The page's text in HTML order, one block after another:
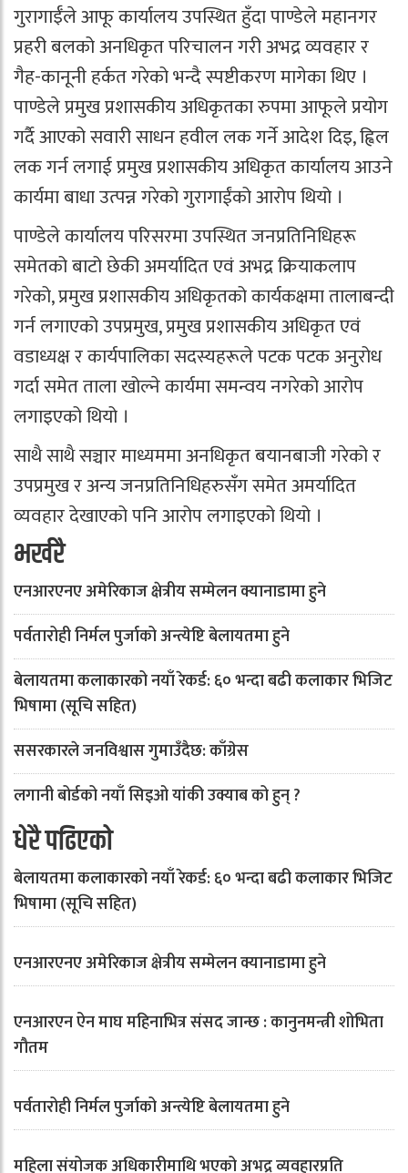
गुरागाईँले आफू कार्यालय उपस्थित हुँदा पाण्डेले महानगर
प्रहरी बलको अनधिकृत परिचालन गरी अभद्र व्यवहार र
गैह-कानूनी हर्कत गरेको भन्दै स्पष्टीकरण मागेका थिए ।
पाण्डेले प्रमुख प्रशासकीय अधिकृतका रुपमा आफूले प्रयोग
गर्दै आएको सवारी साधन हवील लक गर्ने आदेश दिइ, ह्विल
लक गर्न लगाई प्रमुख प्रशासकीय अधिकृत कार्यालय आउने
कार्यमा बाधा उत्पन्न गरेको गुरागाईंको आरोप थियो ।
पाण्डेले कार्यालय परिसरमा उपस्थित जनप्रतिनिधिहरू
समेतको बाटो छेकी अमर्यादित एवं अभद्र क्रियाकलाप
गरेको, प्रमुख प्रशासकीय अधिकृतको कार्यकक्षमा तालाबन्दी
गर्न लगाएको उपप्रमुख, प्रमुख प्रशासकीय अधिकृत एवं
वडाध्यक्ष र कार्यपालिका सदस्यहरूले पटक पटक अनुरोध
गर्दा समेत ताला खोल्ने कार्यमा समन्वय नगरेको आरोप
लगाइएको थियो ।
साथै साथै सञ्चार माध्यममा अनधिकृत बयानबाजी गरेको र
उपप्रमुख र अन्य जनप्रतिनिधिहरुसँग समेत अमर्यादित
व्यवहार देखाएको पनि आरोप लगाइएको थियो ।
भर्खरै
एनआरएनए अमेरिकाज क्षेत्रीय सम्मेलन क्यानाडामा हुने
पर्वतारोही निर्मल पुर्जाको अन्त्येष्टि बेलायतमा हुने
बेलायतमा कलाकारको नयाँ रेकर्ड: ६० भन्दा बढी कलाकार भिजिट
भिषामा (सूचि सहित)
ससरकारले जनविश्वास गुमाउँदैछ: काँग्रेस
लगानी बोर्डको नयाँ सिइओ यांकी उक्याब को हुन् ?
धेरै पढिएको
बेलायतमा कलाकारको नयाँ रेकर्ड: ६० भन्दा बढी कलाकार भिजिट
भिषामा (सूचि सहित)
एनआरएनए अमेरिकाज क्षेत्रीय सम्मेलन क्यानाडामा हुने
एनआरएन ऐन माघ महिनाभित्र संसद जान्छ : कानुनमन्त्री शोभिता
गौतम
पर्वतारोही निर्मल पुर्जाको अन्त्येष्टि बेलायतमा हुने
महिला संयोजक अधिकारीमाथि भएको अभद्र व्यवहारप्रति